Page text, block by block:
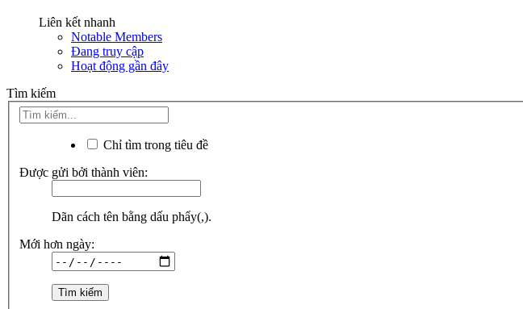
Liên kết nhanh
Notable Members
Đang truy cập
Hoạt động gần đây
Tìm kiếm
Chỉ tìm trong tiêu đề
Được gửi bởi thành viên:
Dãn cách tên bằng dấu phẩy(,).
Mới hơn ngày: